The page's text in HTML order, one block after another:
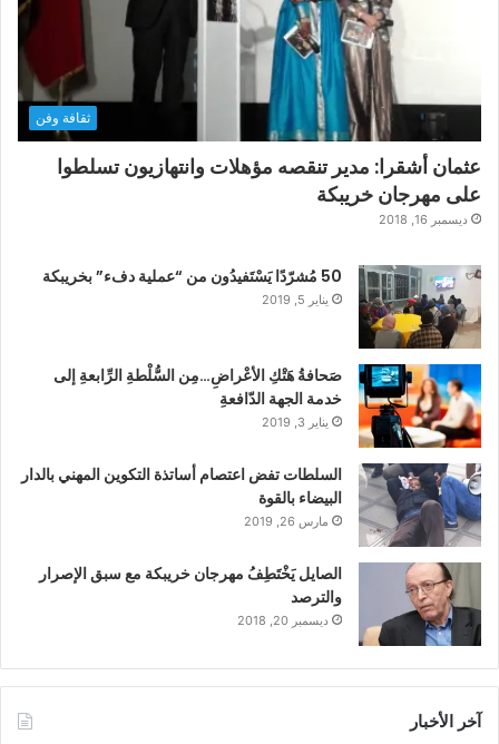
ثقافة وفن
عثمان أشقرا: مدير تنقصه مؤهلات وانتهازيون تسلطوا
على مهرجان خريبكة
ديسمبر 16, 2018
50 مُشرّدًا يَسْتَفيدُون من “عملية دفء” بخريبكة
يناير 5, 2019
صَحافةُ هَتْكِ الأعْراضِ…مِن السُّلْطةِ الرِّابعةِ إلى
خدمة الجهة الدّافعةِ
يناير 3, 2019
السلطات تفض اعتصام أساتذة التكوين المهني بالدار
البيضاء بالقوة
مارس 26, 2019
الصايل يَخْتَطِفُ مهرجان خريبكة مع سبق الإصرار
والترصد
ديسمبر 20, 2018
آخر الأخبار